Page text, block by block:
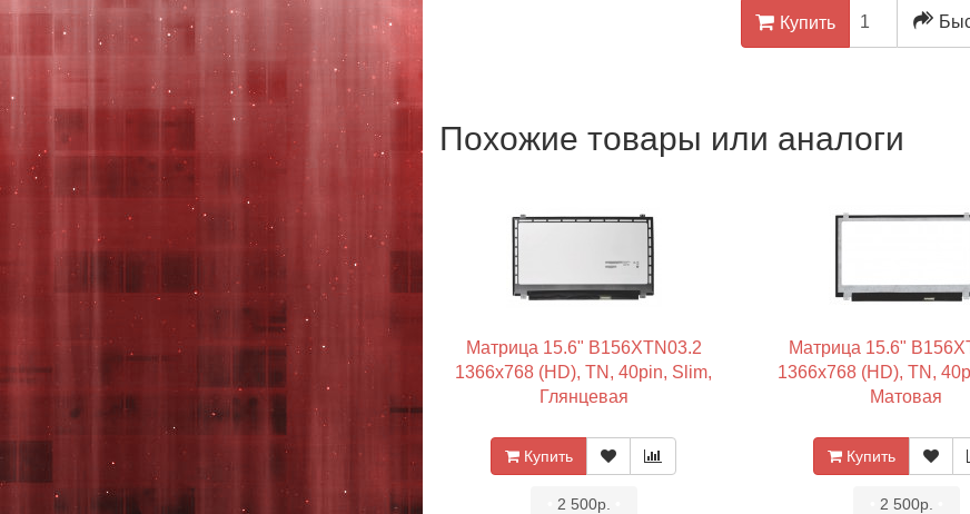
Купить
Похожие товары или аналоги
Матрица 15.6" B156XTN03.2
1366x768 (HD), TN, 40pin, Slim,
Глянцевая
Купить
2 500р.
Матрица 15.6"
1366x768 (HD), TN,
Матовая
Купить
2 500р.